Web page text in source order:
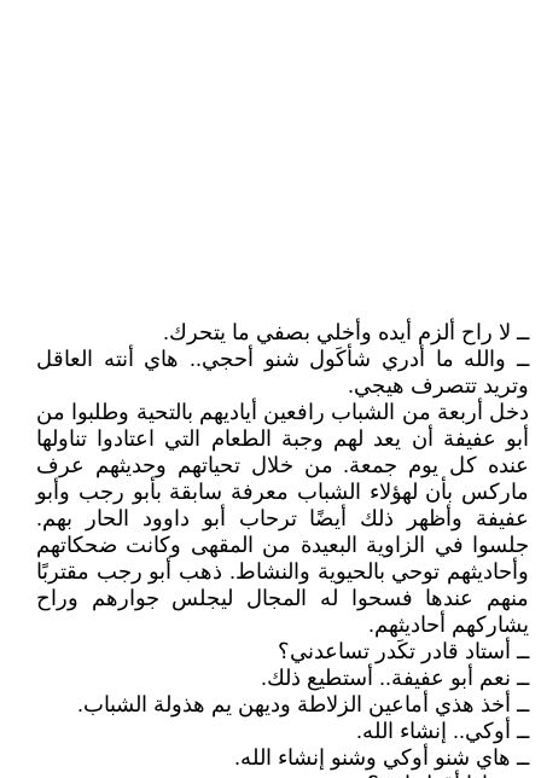
ــ لا راح ألزم أيده وأخلي بصفي ما يتحرك.
ــ والله ما أدري شأكَول شنو أحجي.. هاي أنته العاقل
وتريد تتصرف هيجي.
دخل أربعة من الشباب رافعين أياديهم بالتحية وطلبوا من
أبو عفيفة أن يعد لهم وجبة الطعام التي اعتادوا تناولها
عنده كل يوم جمعة. من خلال تحياتهم وحديثهم عرف
ماركس بأن لهؤلاء الشباب معرفة سابقة بأبو رجب وأبو
عفيفة وأظهر ذلك أيضًا ترحاب أبو داوود الحار بهم.
جلسوا في الزاوية البعيدة من المقهى وكانت ضحكاتهم
وأحاديثهم توحي بالحيوية والنشاط. ذهب أبو رجب مقتربًا
منهم عندها فسحوا له المجال ليجلس جوارهم وراح
يشاركهم أحاديثهم.
ــ أستاد قادر تكَدر تساعدني؟
ــ نعم أبو عفيفة.. أستطيع ذلك.
ــ أخذ هذي أماعين الزلاطة وديهن يم هذولة الشباب.
ــ أوكي.. إنشاء الله.
ــ هاي شنو أوكي وشنو إنشاء الله.